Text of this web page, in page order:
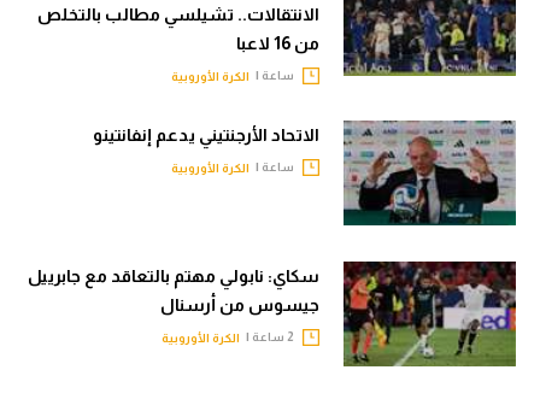
الانتقالات.. تشيلسي مطالب بالتخلص
من 16 لاعبا
ساعة | الكرة الأوروبية
الاتحاد الأرجنتيني يدعم إنفانتينو
ساعة | الكرة الأوروبية
سكاي: نابولي مهتم بالتعاقد مع جابرييل
جيسوس من أرسنال
الكرة الأوروبية